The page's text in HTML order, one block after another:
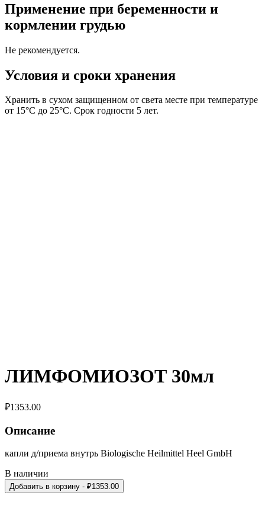
Применение при беременности и
кормлении грудью
Не рекомендуется.
Условия и сроки хранения
Хранить в сухом защищенном от света месте при температуре
от 15°C до 25°C. Срок годности 5 лет.
ЛИМФОМИОЗОТ 30мл
₽1353.00
Описание
капли д/приема внутрь Biologische Heilmittel Heel GmbH
В наличии
Добавить в корзину - ₽1353.00